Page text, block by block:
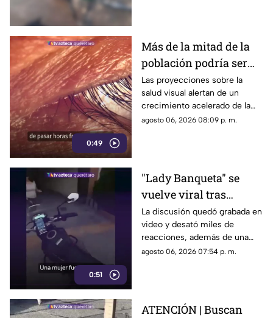
0:49
Más de la mitad de la
población podría ser
miope en 2050;
especialistas advierten
las causas
Las proyecciones sobre la
salud visual alertan de un
crecimiento acelerado de la
miopía y señalan que pasar
agosto 06, 2026 08:09 p. m.
0:51
"Lady Banqueta" se
vuelve viral tras
confrontar a un
repartidor; así fue el
momento
La discusión quedó grabada en
video y desató miles de
reacciones, además de una
muestra de apoyo de
agosto 06, 2026 07:54 p. m.
ATENCIÓN | Buscan